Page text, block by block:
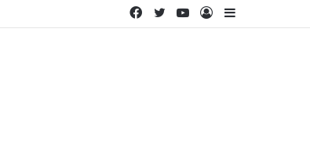
Kenar
Kayıt
YouTube
Twitter
Facebook